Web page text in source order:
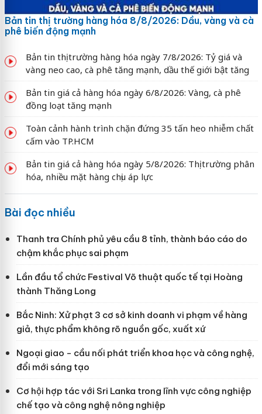
Bản tin thị trường hàng hóa 8/8/2026: Dầu, vàng và cà
phê biến động mạnh
Bản tin thị trường hàng hóa ngày 7/8/2026: Tỷ giá và
vàng neo cao, cà phê tăng mạnh, dầu thế giới bật tăng
Bản tin giá cả hàng hóa ngày 6/8/2026: Vàng, cà phê
đồng loạt tăng mạnh
Toàn cảnh hành trình chặn đứng 35 tấn heo nhiễm chất
cấm vào TP.HCM
Bản tin giá cả hàng hóa ngày 5/8/2026: Thị trường phân
hóa, nhiều mặt hàng chịu áp lực
Bài đọc nhiều
Thanh tra Chính phủ yêu cầu 8 tỉnh, thành báo cáo do
chậm khắc phục sai phạm
Lần đầu tổ chức Festival Võ thuật quốc tế tại Hoàng
thành Thăng Long
Bắc Ninh: Xử phạt 3 cơ sở kinh doanh vi phạm về hàng
giả, thực phẩm không rõ nguồn gốc, xuất xứ
Ngoại giao - cầu nối phát triển khoa học và công nghệ,
đổi mới sáng tạo
Cơ hội hợp tác với Sri Lanka trong lĩnh vực công nghiệp
chế tạo và công nghệ nông nghiệp